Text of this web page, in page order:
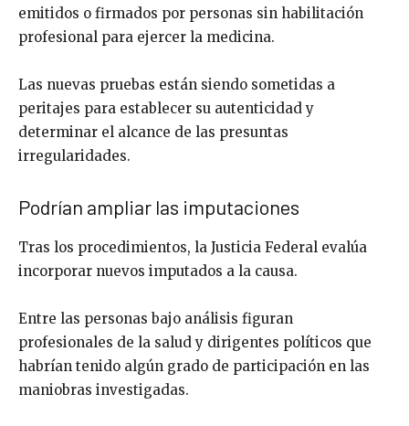
emitidos o firmados por personas sin habilitación
profesional para ejercer la medicina.
Las nuevas pruebas están siendo sometidas a
peritajes para establecer su autenticidad y
determinar el alcance de las presuntas
irregularidades.
Podrían ampliar las imputaciones
Tras los procedimientos, la Justicia Federal evalúa
incorporar nuevos imputados a la causa.
Entre las personas bajo análisis figuran
profesionales de la salud y dirigentes políticos que
habrían tenido algún grado de participación en las
maniobras investigadas.